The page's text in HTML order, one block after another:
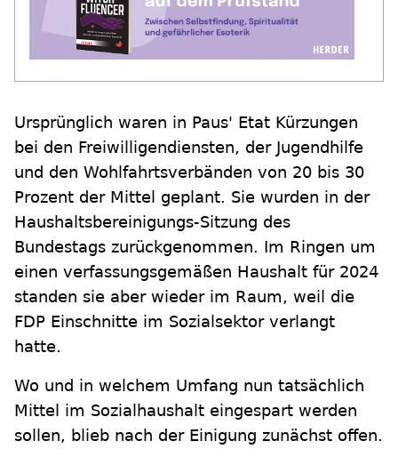
Ursprünglich waren in Paus' Etat Kürzungen
bei den Freiwilligendiensten, der Jugendhilfe
und den Wohlfahrtsverbänden von 20 bis 30
Prozent der Mittel geplant. Sie wurden in der
Haushaltsbereinigungs-Sitzung des
Bundestags zurückgenommen. Im Ringen um
einen verfassungsgemäßen Haushalt für 2024
standen sie aber wieder im Raum, weil die
FDP Einschnitte im Sozialsektor verlangt
hatte.
Wo und in welchem Umfang nun tatsächlich
Mittel im Sozialhaushalt eingespart werden
sollen, blieb nach der Einigung zunächst offen.